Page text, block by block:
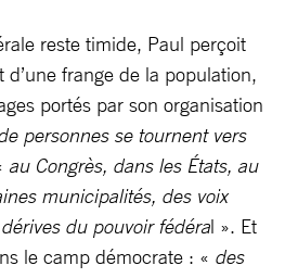
reste timide, Paul perçoit
frange de la population,
portés par son organisation
personnes se tournent vers
au Congrès, dans les États, au
municipalités, des voix
du pouvoir fédéral ». Et
le camp démocrate : « des